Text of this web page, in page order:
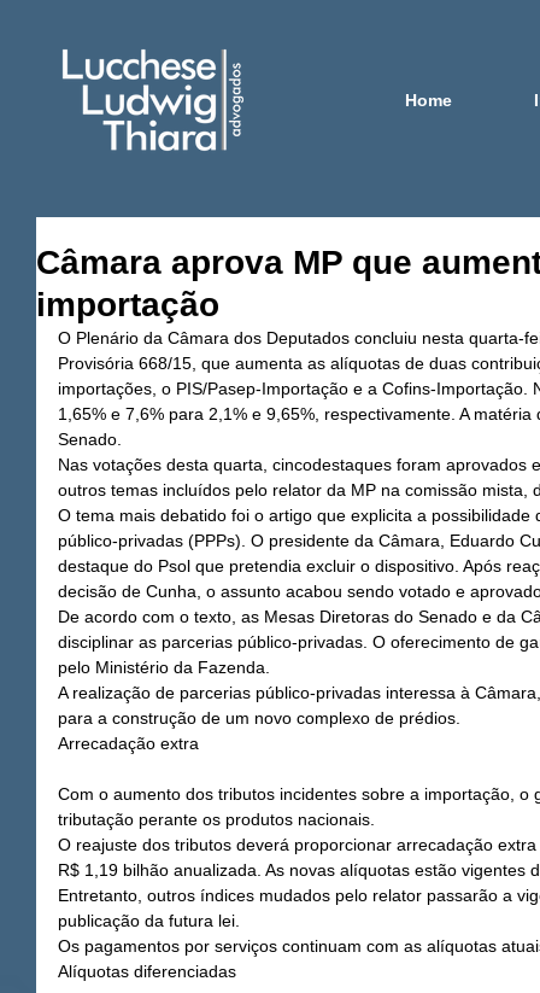
Home
Câmara aprova MP que
importação
O Plenário da Câmara dos Deputados concluiu nesta quarta-
Provisória 668/15, que aumenta as alíquotas de duas
importações, o PIS/Pasep-Importação e a Cofins-
1,65% e 7,6% para 2,1% e 9,65%, respectivamente. A
Senado.
Nas votações desta quarta, cincodestaques foram
outros temas incluídos pelo relator da MP na comissão mista,
O tema mais debatido foi o artigo que explicita a
público-privadas (PPPs). O presidente da Câmara, Eduardo
destaque do Psol que pretendia excluir o dispositivo. Após
decisão de Cunha, o assunto acabou sendo votado e
De acordo com o texto, as Mesas Diretoras do Senado e da
disciplinar as parcerias público-privadas. O oferecimento de
pelo Ministério da Fazenda.
A realização de parcerias público-privadas interessa à
para a construção de um novo complexo de prédios.
Arrecadação extra
Com o aumento dos tributos incidentes sobre a importação,
tributação perante os produtos nacionais.
O reajuste dos tributos deverá proporcionar arrecadação
R$ 1,19 bilhão anualizada. As novas alíquotas estão vigentes
Entretanto, outros índices mudados pelo relator passarão a
publicação da futura lei.
Os pagamentos por serviços continuam com as alíquotas
Alíquotas diferenciadas